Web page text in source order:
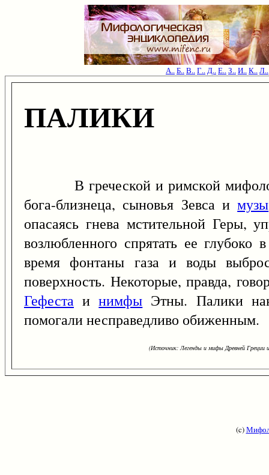
А..Б..В..Г..Д..Е..З..И..К..Л..
ПАЛИКИ
В греческой и римской
бога-близнеца, сыновья Зевса имузы
опасаясь гнева мстительной Геры,
возлюбленного спрятать ее глубоко
время фонтаны газа и воды
поверхность. Некоторые, правда,
Гефеста инимфы Этны. Палики
помогали несправедливо обиженным.
(Источник: Легенды и мифы Древней
(c)